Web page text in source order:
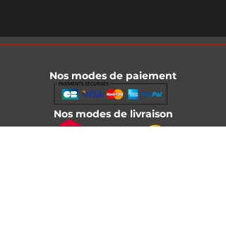
Nos modes de paiement
Nos modes de livraison